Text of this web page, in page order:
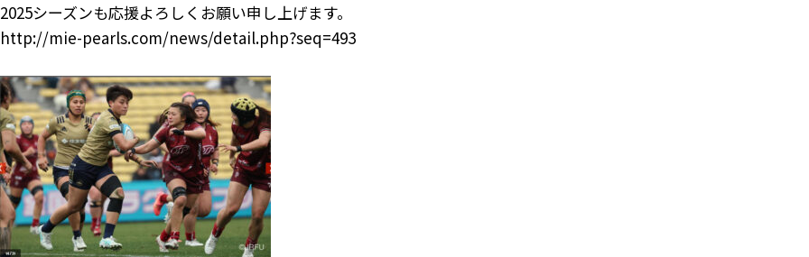
2025シーズンも応援よろしくお願い申し上げます。
http://mie-pearls.com/news/detail.php?seq=493